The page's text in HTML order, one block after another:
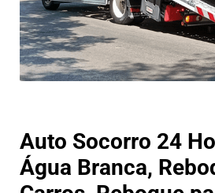
Auto Socorro 24
Água Branca,